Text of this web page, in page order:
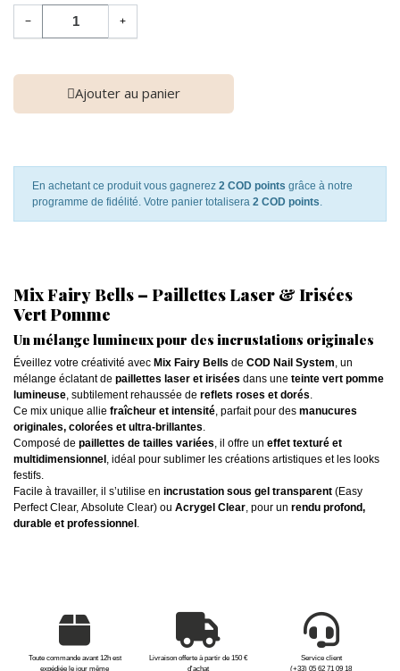
− +
Ajouter au panier
En achetant ce produit vous gagnerez 2 COD points grâce à notre
programme de fidélité. Votre panier totalisera 2 COD points.
Mix Fairy Bells – Paillettes Laser & Irisées
Vert Pomme
Un mélange lumineux pour des incrustations originales
Éveillez votre créativité avec Mix Fairy Bells de COD Nail System, un
mélange éclatant de paillettes laser et irisées dans une teinte vert pomme
lumineuse, subtilement rehaussée de reflets roses et dorés.
Ce mix unique allie fraîcheur et intensité, parfait pour des manucures
originales, colorées et ultra-brillantes.
Composé de paillettes de tailles variées, il offre un effet texturé et
multidimensionnel, idéal pour sublimer les créations artistiques et les looks
festifs.
Facile à travailler, il s’utilise en incrustation sous gel transparent (Easy
Perfect Clear, Absolute Clear) ou Acrygel Clear, pour un rendu profond,
durable et professionnel.
Toute commande avant 12h est
expédiée le jour même
Livraison offerte à partir de 150 €
d'achat
Service client
(+33) 05 62 71 09 18